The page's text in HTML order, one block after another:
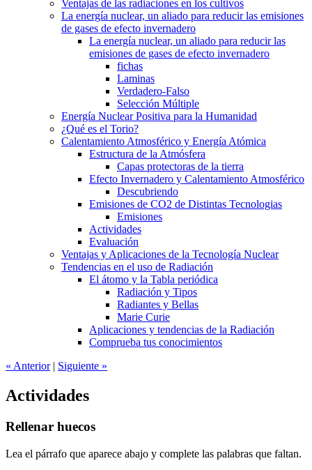
Ventajas de las radiaciones en los cultivos
La energía nuclear, un aliado para reducir las emisiones
de gases de efecto invernadero
La energía nuclear, un aliado para reducir las
emisiones de gases de efecto invernadero
fichas
Laminas
Verdadero-Falso
Selección Múltiple
Energía Nuclear Positiva para la Humanidad
¿Qué es el Torio?
Calentamiento Atmosférico y Energía Atómica
Estructura de la Atmósfera
Capas protectoras de la tierra
Efecto Invernadero y Calentamiento Atmosférico
Descubriendo
Emisiones de CO2 de Distintas Tecnologias
Emisiones
Actividades
Evaluación
Ventajas y Aplicaciones de la Tecnología Nuclear
Tendencias en el uso de Radiación
El átomo y la Tabla periódica
Radiación y Tipos
Radiantes y Bellas
Marie Curie
Aplicaciones y tendencias de la Radiación
Comprueba tus conocimientos
« Anterior | Siguiente »
Actividades
Rellenar huecos
Lea el párrafo que aparece abajo y complete las palabras que faltan.